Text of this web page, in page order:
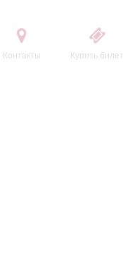
Контакты Купить билет